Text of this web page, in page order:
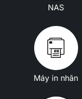
NAS
Máy in nhãn